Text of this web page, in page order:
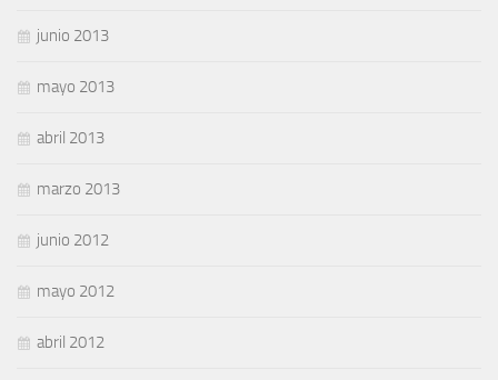
junio 2013
mayo 2013
abril 2013
marzo 2013
junio 2012
mayo 2012
abril 2012